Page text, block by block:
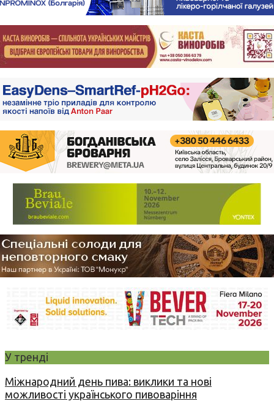
У тренді
Міжнародний день пива: виклики та нові
можливості українського пивоваріння